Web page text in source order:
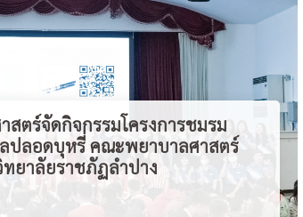
ตร์จัดกิจกรรมโครงการชมรม
ปลอดบุหรี่ คณะพยาบาลศาสตร์
ยาลัยราชภัฏลำปาง